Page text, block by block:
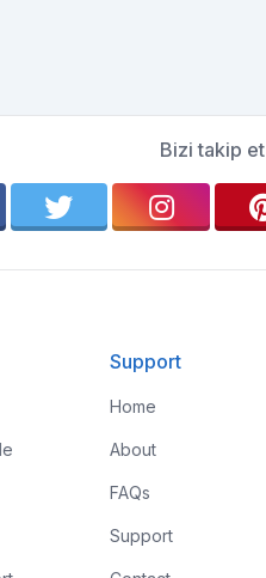
Bizi takip et
Support
Home
About
FAQs
Support